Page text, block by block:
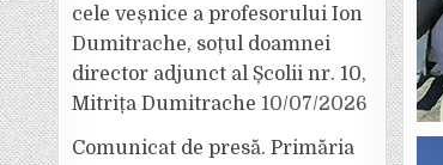
cele veșnice a profesorului Ion
Dumitrache, soțul doamnei
director adjunct al Școlii nr. 10,
Mitrița Dumitrache 10/07/2026
Comunicat de presă. Primăria